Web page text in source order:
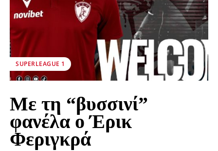
SUPERLEAGUE 1
Με τη “βυσσινί”
φανέλα ο Έρικ
Φεριγκρά